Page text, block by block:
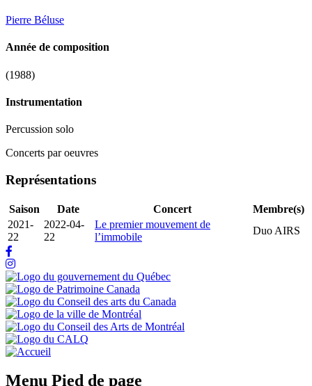
Pierre Béluse
Année de composition
(1988)
Instrumentation
Percussion solo
Concerts par oeuvres
Représentations
Saison Date Concert
Membre(s)
2021-
22
2022-04-
22
Le premier mouvement de
l’immobile
Duo AIRS
Menu Pied de page